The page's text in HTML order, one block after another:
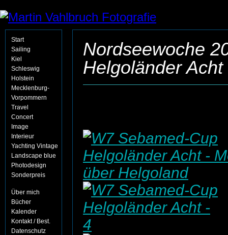
Start
Sailing
Kiel
Schleswig
Holstein
Mecklenburg-
Vorpommern
Travel
Concert
Image
Interieur
Yachting Vintage
Landscape blue
Photodesign
Sonderpreis
Über mich
Bücher
Kalender
Kontakt / Best.
Datenschutz
Nordseewoche
Helgoländer Acht